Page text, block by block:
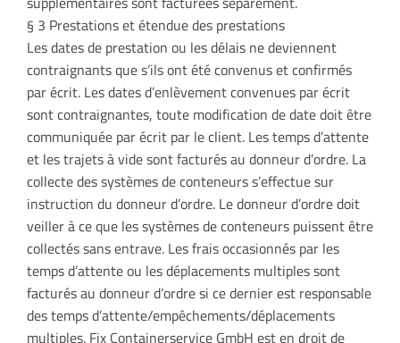
§ 3 Prestations et étendue des prestations
Les dates de prestation ou les délais ne deviennent
contraignants que s’ils ont été convenus et confirmés
par écrit. Les dates d’enlèvement convenues par écrit
sont contraignantes, toute modification de date doit être
communiquée par écrit par le client. Les temps d’attente
et les trajets à vide sont facturés au donneur d’ordre. La
collecte des systèmes de conteneurs s’effectue sur
instruction du donneur d’ordre. Le donneur d’ordre doit
veiller à ce que les systèmes de conteneurs puissent être
collectés sans entrave. Les frais occasionnés par les
temps d’attente ou les déplacements multiples sont
facturés au donneur d’ordre si ce dernier est responsable
des temps d’attente/empêchements/déplacements
multiples. Fix Containerservice GmbH est en droit de